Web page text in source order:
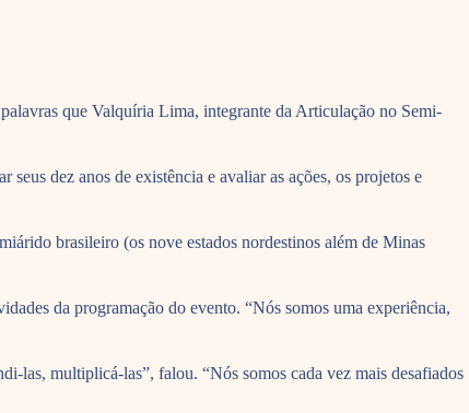
que Valquíria Lima, integrante da Articulação no Semi-
dez anos de existência e avaliar as ações, os projetos e
brasileiro (os nove estados nordestinos além de Minas
da programação do evento. “Nós somos uma experiência,
las, multiplicá-las”, falou. “Nós somos cada vez mais desafiados